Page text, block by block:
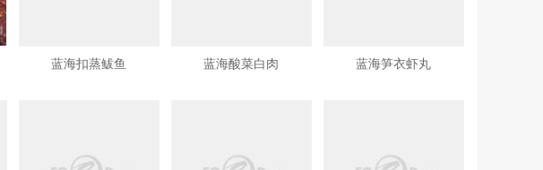
蓝海扣蒸鲅鱼 蓝海酸菜白肉 蓝海笋衣虾丸